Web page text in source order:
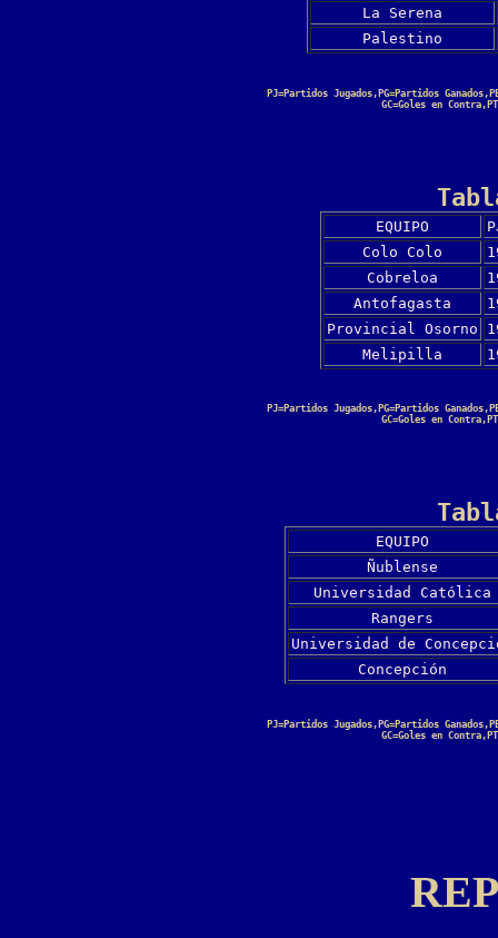
La Serena
Palestino
PJ=Partidos Jugados,PG=Partidos
GC=Goles en
EQUIPO
Colo Colo
Cobreloa
Antofagasta
Provincial Osorno
Melipilla
PJ=Partidos Jugados,PG=Partidos
GC=Goles en
EQUIPO
Ñublense
Universidad Católica
Rangers
Universidad de
Concepción
PJ=Partidos Jugados,PG=Partidos
GC=Goles en